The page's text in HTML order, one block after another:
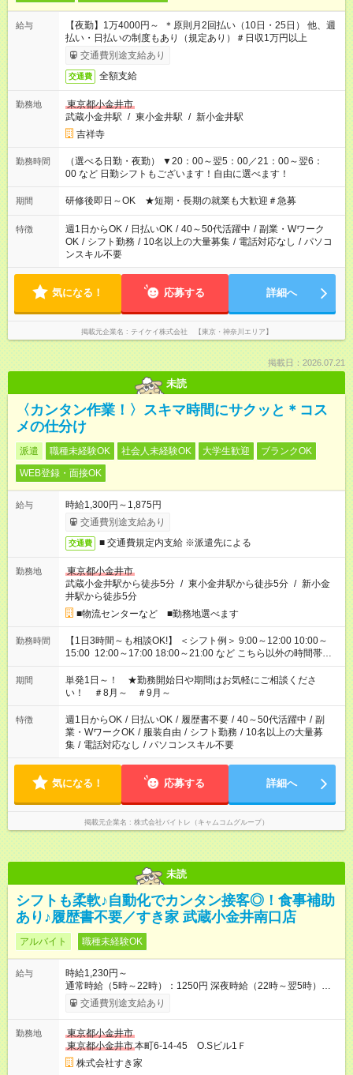
給与
【夜勤】1万4000円～ ＊原則月2回払い（10日・25日） 他、週
払い・日払いの制度もあり（規定あり）＃日収1万円以上
交通費別途支給あり
交通費 全額支給
勤務地
東京都小金井市
武蔵小金井駅 / 東小金井駅 / 新小金井駅
吉祥寺
勤務時間
（選べる日勤・夜勤） ▼20：00～翌5：00／21：00～翌6：
00 など 日勤シフトもございます！自由に選べます！
期間 研修後即日～OK ★短期・長期の就業も大歓迎＃急募
特徴 週1日からOK / 日払いOK / 40～50代活躍中 / 副業・Wワーク
OK / シフト勤務 / 10名以上の大量募集 / 電話対応なし / パソコ
ンスキル不要
気になる！ 応募する 詳細へ
掲載元企業名 テイケイ株式会社 【東京・神奈川エリア】
掲載日：2026.07.21
未読
〈カンタン作業！〉スキマ時間にサクッと＊コス
メの仕分け
派遣 職種未経験OK 社会人未経験OK 大学生歓迎
ブランクOK
WEB登録・面接OK
給与
時給1,300円～1,875円
交通費別途支給あり
交通費 ■ 交通費規定内支給 ※派遣先による
勤務地
東京都小金井市
武蔵小金井駅から徒歩5分 / 東小金井駅から徒歩5分 / 新小金
井駅から徒歩5分
■物流センターなど ■勤務地選べます
勤務時間
【1日3時間～も相談OK!】 ＜シフト例＞ 9:00～12:00 10:00～
15:00 12:00～17:00 18:00～21:00 など こちら以外の時間帯も
お気軽にご相談ください！
期間
単発1日～！ ★勤務開始日や期間はお気軽にご相談くださ
い！ ＃8月～ ＃9月～
特徴 週1日からOK / 日払いOK / 履歴書不要 / 40～50代活躍中 / 副
業・WワークOK / 服装自由 / シフト勤務 / 10名以上の大量募
集 / 電話対応なし / パソコンスキル不要
気になる！ 応募する 詳細へ
掲載元企業名 株式会社バイトレ（キャムコムグループ）
未読
シフトも柔軟♪自動化でカンタン接客◎！食事補助
あり♪履歴書不要／すき家 武蔵小金井南口店
アルバイト 職種未経験OK
給与
時給1,230円～
通常時給（5時～22時）：1250円 深夜時給（22時～翌5時）：
1563円 高校生時給：1230円 【特別手当】早朝手当（5：00-9：
00）時給+150円 【試用期間】試用期間あり 試用期間の長さ：1
30日（※条件変更なし）ですが、切り上げで一ヶ月とさせてい
ただきます。 研修制度あり：15時間(研修中も同時給）
交通費別途支給あり
勤務地
東京都小金井市
東京都小金井市本町6-14-45 O.Sビル1Ｆ
株式会社すき家